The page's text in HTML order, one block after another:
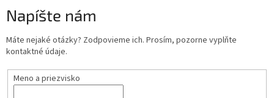
Napíšte nám
Máte nejaké otázky? Zodpovieme ich. Prosím, pozorne vyplňte
kontaktné údaje.
Meno a priezvisko